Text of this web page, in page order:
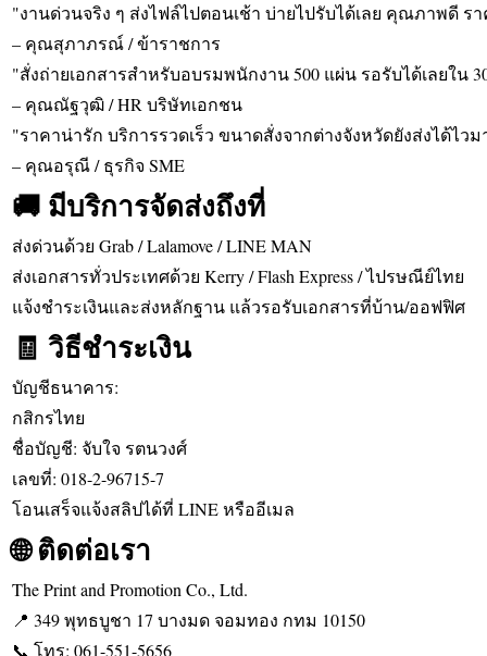
"งานด่วนจริง ๆ ส่งไฟล์ไปตอนเช้า บ่ายไปรับได้เลย คุณภาพดี ร
– คุณสุภาภรณ์ / ข้าราชการ
"สั่งถ่ายเอกสารสำหรับอบรมพนักงาน 500 แผ่น รอรับได้เลยใน
– คุณณัฐวุฒิ / HR บริษัทเอกชน
"ราคาน่ารัก บริการรวดเร็ว ขนาดสั่งจากต่างจังหวัดยังส่งได้ไว
– คุณอรุณี / ธุรกิจ SME
🚚 มีบริการจัดส่งถึงที่
ส่งด่วนด้วย Grab / Lalamove / LINE MAN
ส่งเอกสารทั่วประเทศด้วย Kerry / Flash Express / ไปรษณีย์ไทย
แจ้งชำระเงินและส่งหลักฐาน แล้วรอรับเอกสารที่บ้าน/ออฟฟิศ
🧾 วิธีชำระเงิน
บัญชีธนาคาร:
กสิกรไทย
ชื่อบัญชี: จับใจ รตนวงศ์
เลขที่: 018-2-96715-7
โอนเสร็จแจ้งสลิปได้ที่ LINE หรืออีเมล
🌐 ติดต่อเรา
The Print and Promotion Co., Ltd.
📍 349 พุทธบูชา 17 บางมด จอมทอง กทม 10150
📞 โทร: 061-551-5656